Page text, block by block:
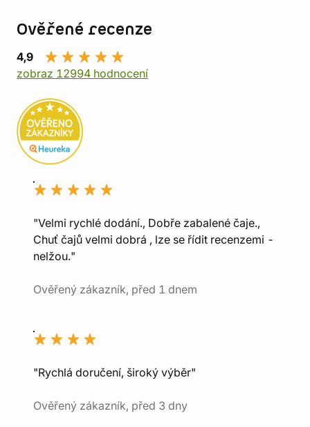
Ověřené recenze
4,9
zobraz 12994 hodnocení
"Velmi rychlé dodání., Dobře zabalené čaje.,
Chuť čajů velmi dobrá , lze se řídit recenzemi -
nelžou."
Ověřený zákazník, před 1 dnem
"Rychlá doručení, široký výběr"
Ověřený zákazník, před 3 dny